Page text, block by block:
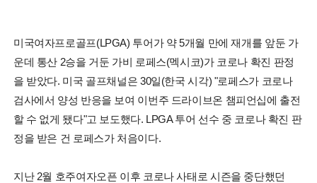
미국여자프로골프(LPGA) 투어가 약 5개월 만에 재개를 앞둔 가
운데 통산 2승을 거둔 가비 로페스(멕시코)가 코로나 확진 판정
을 받았다. 미국 골프채널은 30일(한국 시각) "로페스가 코로나
검사에서 양성 반응을 보여 이번주 드라이브온 챔피언십에 출전
할 수 없게 됐다"고 보도했다. LPGA 투어 선수 중 코로나 확진 판
정을 받은 건 로페스가 처음이다.
지난 2월 호주여자오픈 이후 코로나 사태로 시즌을 중단했던